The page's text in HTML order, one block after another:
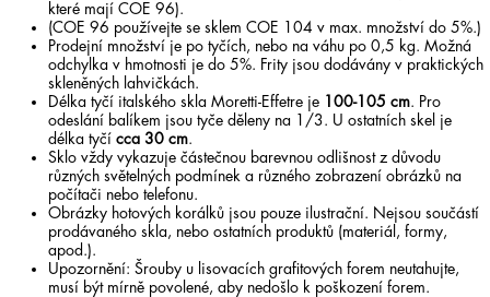
které mají COE 96).
(COE 96 používejte se sklem COE 104 v max. množství do 5%.)
Prodejní množství je po tyčích, nebo na váhu po 0,5 kg. Možná
odchylka v hmotnosti je do 5%. Frity jsou dodávány v praktických
skleněných lahvičkách.
Délka tyčí italského skla Moretti-Effetre je 100-105 cm. Pro
odeslání balíkem jsou tyče děleny na 1/3. U ostatních skel je
délka tyčícca 30 cm.
Sklo vždy vykazuje částečnou barevnou odlišnost z důvodu
různých světelných podmínek a různého zobrazení obrázků na
počítači nebo telefonu.
Obrázky hotových korálků jsou pouze ilustrační. Nejsou součástí
prodávaného skla, nebo ostatních produktů (materiál, formy,
apod.).
Upozornění: Šrouby u lisovacích grafitových forem neutahujte,
musí být mírně povolené, aby nedošlo k poškození forem.